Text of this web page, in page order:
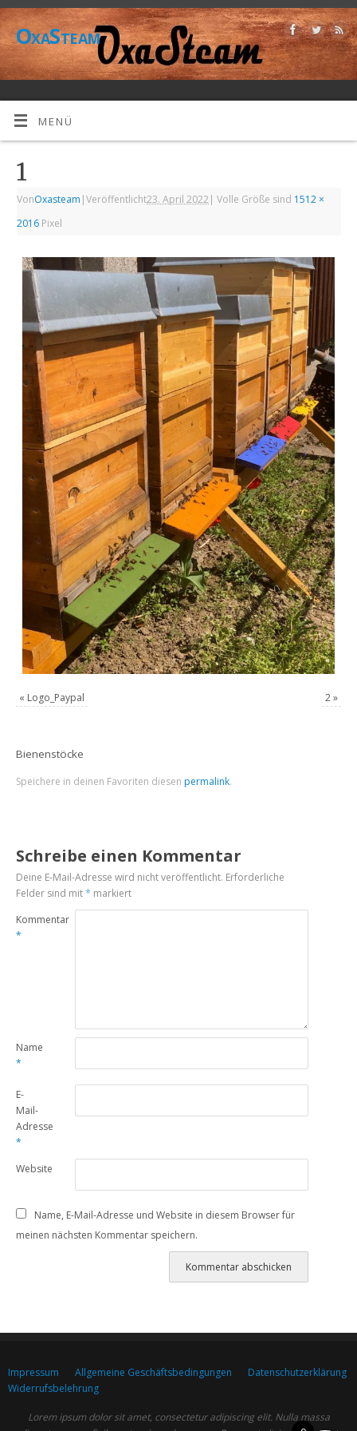
OxaSteam
MENÜ
1
VonOxasteam |Veröffentlicht23. April 2022 | Volle Größe sind 1512 ×
2016 Pixel
« Logo_Paypal 2»
Bienenstöcke
Speichere in deinen Favoriten diesen permalink.
Schreibe einen Kommentar
Deine E-Mail-Adresse wird nicht veröffentlicht. Erforderliche
Felder sind mit* markiert
Kommentar
*
Name
*
E-
Mail-
Adresse
*
Website
Name, E-Mail-Adresse und Website in diesem Browser für
meinen nächsten Kommentar speichern.
Impressum Allgemeine Geschäftsbedingungen
Datenschutzerklärung
Widerrufsbelehrung
Lorem ipsum dolor sit amet, consectetur adipiscing elit. Nulla massa